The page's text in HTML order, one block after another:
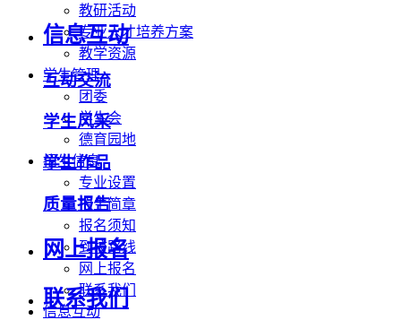
教研活动
专业人才培养方案
教学资源
学生管理
团委
学生会
德育园地
招生信息
专业设置
招生简章
报名须知
到校路线
网上报名
联系我们
信息互动
信息互动
互动交流
学生风采
学生作品
质量报告
网上报名
联系我们